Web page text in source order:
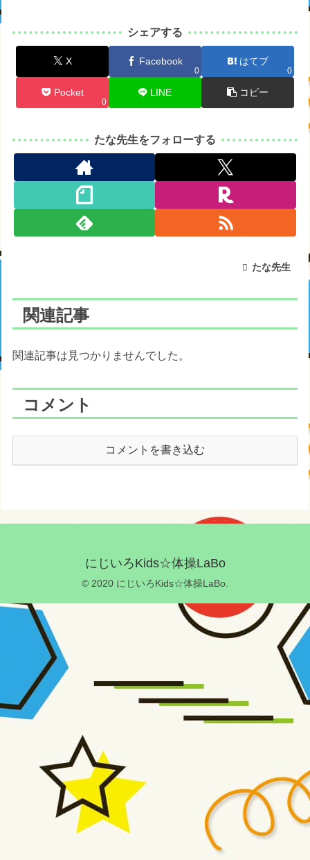
シェアする
X Facebook
0
はてブ
0
Pocket
0
LINE コピー
たな先生をフォローする
たな先生
関連記事
関連記事は見つかりませんでした。
コメント
コメントを書き込む
にじいろKids☆体操LaBo
© 2020 にじいろKids☆体操LaBo.